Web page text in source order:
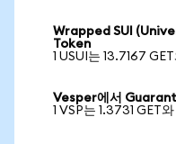
Wrapped SUI
Token
1 USUI는 13.7167
Vesper에서
1 VSP는 1.3731 GET